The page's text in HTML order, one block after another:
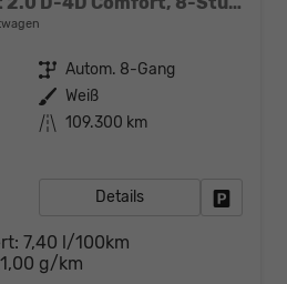
Getriebe Autom. 8-Gang
Außenfarbe Weiß
Kilometerstand 109.300 km
Details
7,40 l/100km
g/km